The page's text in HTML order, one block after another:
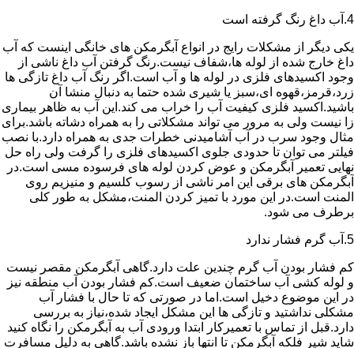
4.آب داغ رنگ گرفته است
یکی دیگر از مشکلات رایج در انواع آبگرمکن های خانگی اینست که آب
داغ خارج شده از لوله ها،شفاف نیست.رنگ گرفتن آب داغ ناشی از
وجود اکسیدهای فلزی در لوله ها و آب است.اگر رنگ آب داغ تازگی ها
زرد،قرمز،قهوه ای،سبز یا شیری شده حتما به دنبال منشا آن
باشید.اکسید فلزی کیفیت آب را خراب می کند.این آب به ظاهر بیماری
زا نیست ولی به مرور می تواند مشکلاتی را به همراه دشاته باشد.برای
مثال وجود سرب در آب آشامیدنی خطرات جدی به همراه دارد.با نصب
فیلتر می توان تا حدودی جلوی اکسیدهای فلزی را گرفت ولی راه حل
نهایی تعمیر آبگرمکن و عوض کردن لوله های فرسوده مسی است.در
آبگرمکن های برقی این امر ناشی از رسوب کلسیم و منیزیم روی
المنت است.در این مورد با تمیز کردن المنت،مشکل به طور کلی
برطرف می شود.
5.آب گرم فشار ندارد
کم فشار بودن آب گرم چندین علت دارد.گاهی آبگرمکن مقصر نیست
و لوله کشی آب ساختمان ضعیف است.کم فشار بودن آب منطقه نیز
در این موضوع دخیل است.اما در صورتی که تا حال با فشار آب
مشکلی نداشتید و تازگی ها این مشکل ایجاد شده،نیاز به بررسی
دارد.قبل از تماس با تعمیرکار ابتدا ورودی آب به آبگرمکن را نگاه کنید
شاید شیر فلکه آبگرمکن تا انتها باز نشده باشد.گاهی به دلیل مسافرت